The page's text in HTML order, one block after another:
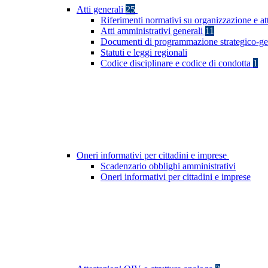
Atti generali 25
Riferimenti normativi su organizzazione e
Atti amministrativi generali 11
Documenti di programmazione strategico-
Statuti e leggi regionali
Codice disciplinare e codice di condotta 1
Oneri informativi per cittadini e imprese
Scadenzario obblighi amministrativi
Oneri informativi per cittadini e imprese